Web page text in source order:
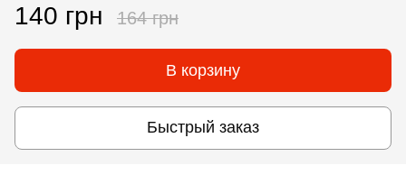
140 грн 164 грн
В корзину
Быстрый заказ